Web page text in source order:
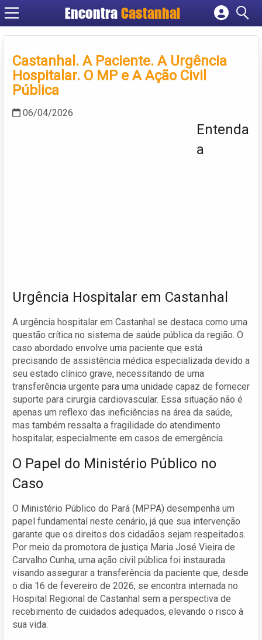
EncontraCastanhal
Cadastrar empresa
Criar conta
Castanhal. A Paciente. A Urgência
Hospitalar. O MP e A Ação Civil
Pública
06/04/2026
Entenda
a
Urgência Hospitalar em Castanhal
A urgência hospitalar em Castanhal se destaca como uma
questão crítica no sistema de saúde pública da região. O
caso abordado envolve uma paciente que está
precisando de assistência médica especializada devido a
seu estado clínico grave, necessitando de uma
transferência urgente para uma unidade capaz de fornecer
suporte para cirurgia cardiovascular. Essa situação não é
apenas um reflexo das ineficiências na área da saúde,
mas também ressalta a fragilidade do atendimento
hospitalar, especialmente em casos de emergência.
O Papel do Ministério Público no
Caso
O Ministério Público do Pará (MPPA) desempenha um
papel fundamental neste cenário, já que sua intervenção
garante que os direitos dos cidadãos sejam respeitados.
Por meio da promotora de justiça Maria José Vieira de
Carvalho Cunha, uma ação civil pública foi instaurada
visando assegurar a transferência da paciente que, desde
o dia 16 de fevereiro de 2026, se encontra internada no
Hospital Regional de Castanhal sem a perspectiva de
recebimento de cuidados adequados, elevando o risco à
sua vida.